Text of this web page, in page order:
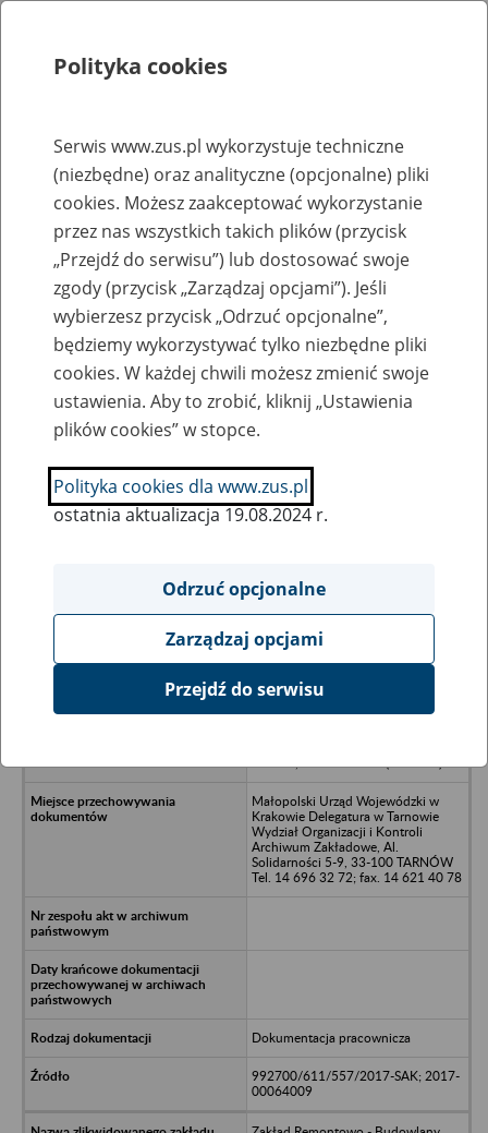
Rejestry, ewidencje i archiwa
Baza zlikwidowanych lub
przekształconych zakładów pracy
Nazwa zakładu pracy:
SZUKAJ
Ukryj wszystkie pozycje bazy
Oddział Robót Mostowych i
Małopolski Urząd Wojewódzki w
Krakowie Delegatura w Tarnowie
Wydział Organizacji i Kontroli
Archiwum Zakładowe, Al.
Solidarności 5-9, 33-100 TARNÓW
Tel. 14 696 32 72; fax. 14 621 40 78
Dokumentacja pracownicza
992700/611/557/2017-SAK; 2017-
00064009
Polityka cookies
Serwis www.zus.pl wykorzystuje techniczne
(niezbędne) oraz analityczne (opcjonalne) pliki
cookies. Możesz zaakceptować wykorzystanie
przez nas wszystkich takich plików (przycisk
„Przejdź do serwisu”) lub dostosować swoje
zgody (przycisk „Zarządzaj opcjami”). Jeśli
wybierzesz przycisk „Odrzuć opcjonalne”,
będziemy wykorzystywać tylko niezbędne pliki
cookies. W każdej chwili możesz zmienić swoje
ustawienia. Aby to zrobić, kliknij „Ustawienia
plików cookies” w stopce.
Polityka cookies dla www.zus.pl
ostatnia aktualizacja 19.08.2024 r.
Odrzuć opcjonalne
Zarządzaj opcjami
Przejdź do serwisu